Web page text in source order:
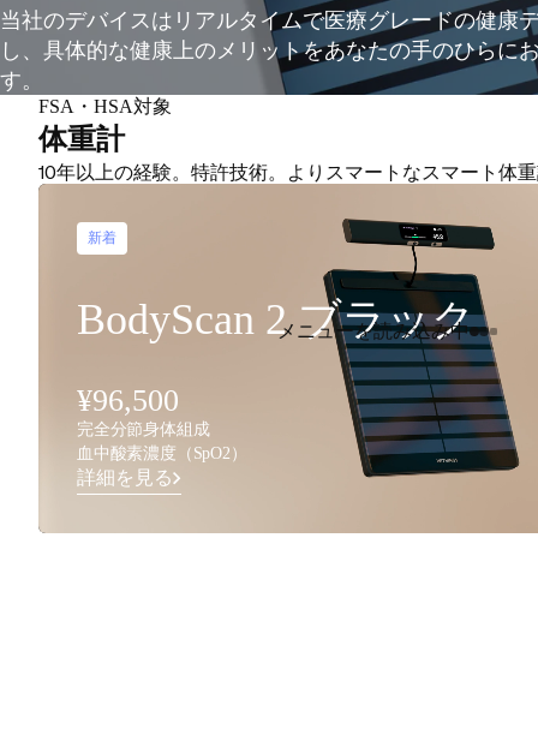
メニューを読み込み中
当社のデバイスはリアルタイムで医療グレードの健康
し、具体的な健康上のメリットをあなたの手のひらに
す。
FSA・HSA対象
体重計
10年以上の経験。特許技術。よりスマートなスマート体
新着
BodyScan 2 ブラック
¥96,500
完全分節身体組成
血中酸素濃度（SpO2）
詳細を見る